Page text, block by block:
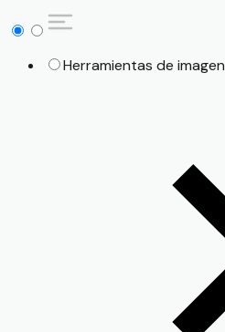
Herramientas de imagen